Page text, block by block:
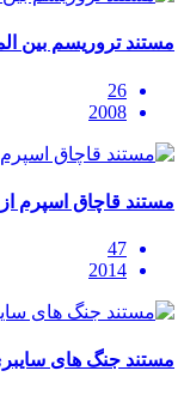
مستند تروریسم بین
26
2008
مستند قاچاق اسپرم
47
2014
مستند جنگ های